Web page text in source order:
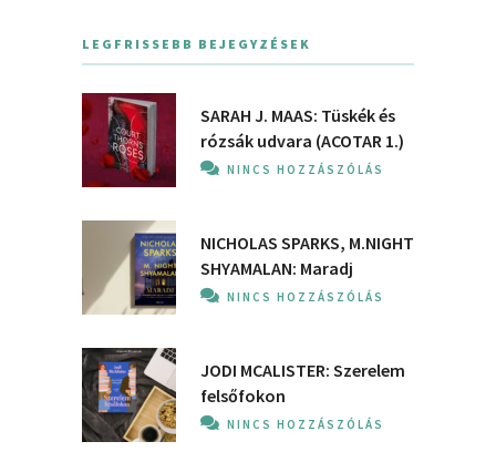
LEGFRISSEBB BEJEGYZÉSEK
SARAH J. MAAS: Tüskék és
rózsák udvara (ACOTAR 1.)
NINCS HOZZÁSZÓLÁS
NICHOLAS SPARKS, M.NIGHT
SHYAMALAN: Maradj
NINCS HOZZÁSZÓLÁS
JODI MCALISTER: Szerelem
felsőfokon
NINCS HOZZÁSZÓLÁS